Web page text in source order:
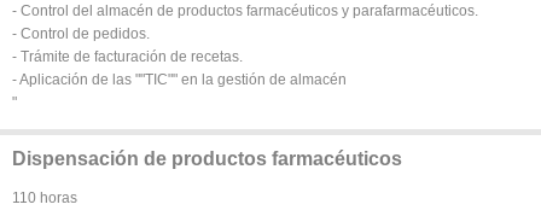
- Control del almacén de productos farmacéuticos y parafarmacéuticos.
- Control de pedidos.
- Trámite de facturación de recetas.
- Aplicación de las ""TIC"" en la gestión de almacén
"
Dispensación de productos farmacéuticos
110 horas